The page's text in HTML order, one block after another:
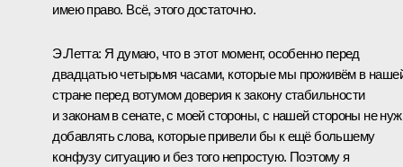
имею право. Всё, этого достаточно.
Э.Летта: Я думаю, что в этот момент, особенно перед
двадцатью четырьмя часами, которые мы проживём в
стране перед вотумом доверия к закону стабильности
и законам в сенате, с моей стороны, с нашей стороны не
добавлять слова, которые привели бы к ещё большему
конфузу ситуацию и без того непростую. Поэтому я